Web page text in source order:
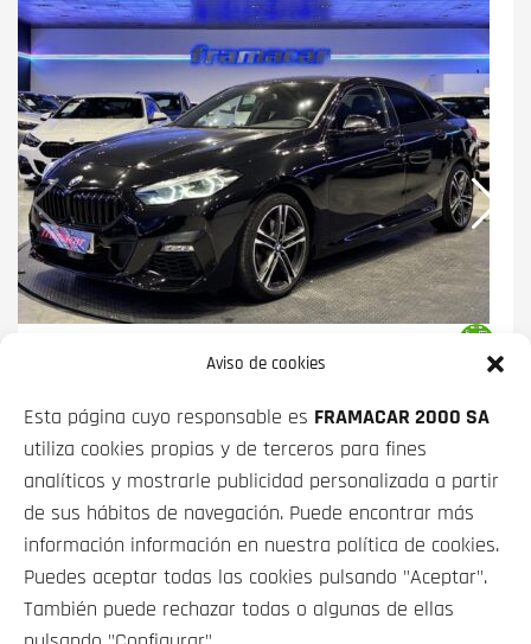
Aviso de cookies
Esta página cuyo responsable es FRAMACAR 2000 SA
utiliza cookies propias y de terceros para fines
analíticos y mostrarle publicidad personalizada a partir
de sus hábitos de navegación. Puede encontrar más
información información en nuestra política de cookies.
Puedes aceptar todas las cookies pulsando "Aceptar".
También puede rechazar todas o algunas de ellas
26 900€ desde360€/mes*